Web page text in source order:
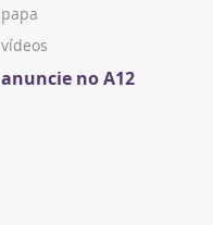
papa
vídeos
anuncie no A12